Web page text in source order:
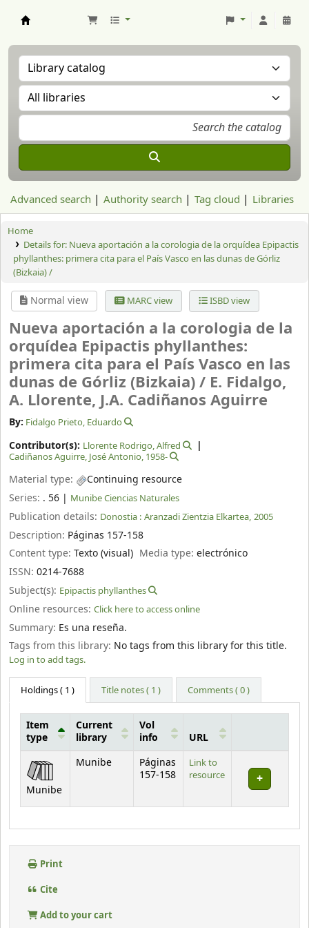
Advanced search Authority search Tag cloud Libraries
Home
Details for: Nueva aportación a la corologia de la orquídea Epipactis
phyllanthes: primera cita para el País Vasco en las dunas de Górliz
(Bizkaia) /
Normal view MARC view ISBD view
Nueva aportación a la corologia de la
orquídea Epipactis phyllanthes:
primera cita para el País Vasco en las
dunas de Górliz (Bizkaia) / E. Fidalgo,
A. Llorente, J.A. Cadiñanos Aguirre
By: Fidalgo Prieto, Eduardo
Contributor(s): Llorente Rodrigo, Alfred
Cadiñanos Aguirre, José Antonio, 1958-
Material type:
Continuing resource
Series: . 56 | Munibe Ciencias Naturales
Publication details: Donostia : Aranzadi Zientzia Elkartea, 2005
Description: Páginas 157-158
Content type: Texto (visual) Media type:electrónico
ISSN: 0214-7688
Subject(s): Epipactis phyllanthes
Online resources: Click here to access online
Summary: Es una reseña.
Tags from this library: No tags from this library for this title.
Log in to add tags.
Holdings( 1 ) Title notes ( 1 ) Comments ( 0 )
Holdings
Item
type
Current
library
Vol
info
URL
Munibe
Munibe
Páginas
157-158
Link to
resource
Print
Cite
Add to your cart